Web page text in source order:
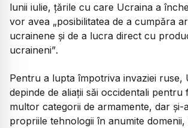
lunii iulie, țările cu care Ucraina a
vor avea „posibilitatea de a cumpăra
ucrainene și de a lucra direct cu
ucraineni”.
Pentru a lupta împotriva invaziei ruse,
depinde de aliații săi occidentali pentru
multor categorii de armamente, dar și-
propriile tehnologii în anumite